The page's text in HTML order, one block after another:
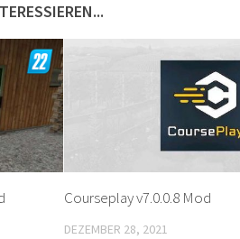
Courseplay v7.0.0.8 Mod
DEZEMBER 28, 2021